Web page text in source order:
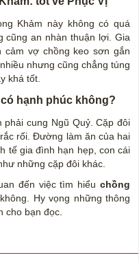
Khảm này không có quá
cũng an nhàn thuận lợi. Gia
vợ chồng keo sơn gắn
nhưng cũng chẳng túng
khá tốt.
hạnh phúc không?
phải cung Ngũ Quỷ. Cặp đôi
rối. Đường làm ăn của hai
tế gia đình hạn hẹp, con cái
những cặp đôi khác.
đến việc tìm hiểu chồng
Hy vọng những thông
cho bạn đọc.